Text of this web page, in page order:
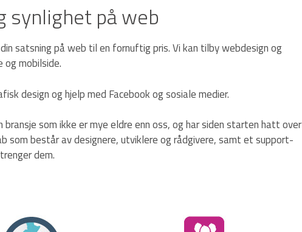
synlighet på web
satsning på web til en fornuftig pris. Vi kan tilby webdesign og
og mobilside.
design og hjelp med Facebook og sosiale medier.
som ikke er mye eldre enn oss, og har siden starten hatt over
som består av designere, utviklere og rådgivere, samt et support-
dem.